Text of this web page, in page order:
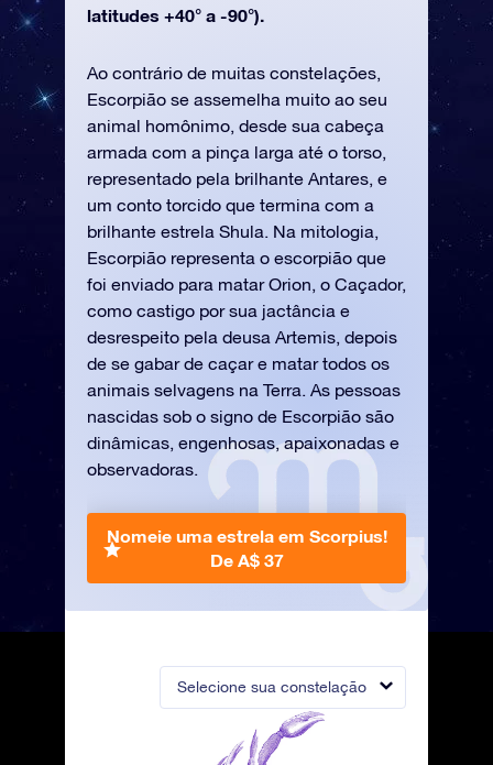
Selecione sua constelação
latitudes +40° a -90°).
Ao contrário de muitas constelações,
Escorpião se assemelha muito ao seu
animal homônimo, desde sua cabeça
armada com a pinça larga até o torso,
representado pela brilhante Antares, e
um conto torcido que termina com a
brilhante estrela Shula. Na mitologia,
Escorpião representa o escorpião que
foi enviado para matar Orion, o Caçador,
como castigo por sua jactância e
desrespeito pela deusa Artemis, depois
de se gabar de caçar e matar todos os
animais selvagens na Terra. As pessoas
nascidas sob o signo de Escorpião são
dinâmicas, engenhosas, apaixonadas e
observadoras.
Nomeie uma estrela em Scorpius!
De A$ 37